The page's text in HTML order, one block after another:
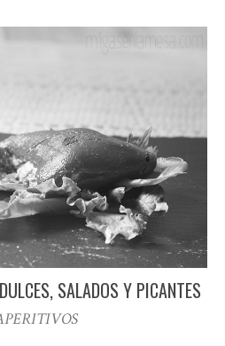
SALADOS Y PICANTES
APERITIVOS